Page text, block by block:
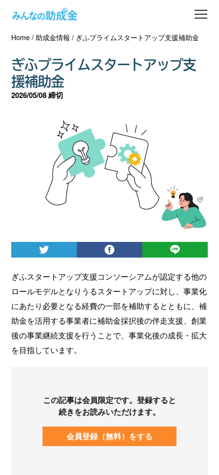
助成金を探す
士業の方へ
助成金コラム
ダウンロード
会員登録
Home/ 助成金情報 / ぎふプライムスタートアップ支援補助金
ぎふプライムスタートアップ支
援補助金
2026/05/08 締切
ぎふスタートアップ支援コンソーシアムが認定する他の
ロールモデルとなりうるスタートアップに対し、事業化
にあたり必要となる経費の一部を補助するとともに、補
助金を活用する事業者に補助金採択後の伴走支援、創業
後の事業継続支援を行うことで、事業化後の成長・拡大
を目指しています。
この記事は会員限定です。登録すると
続きをお読みいただけます。
会員登録（無料）をする